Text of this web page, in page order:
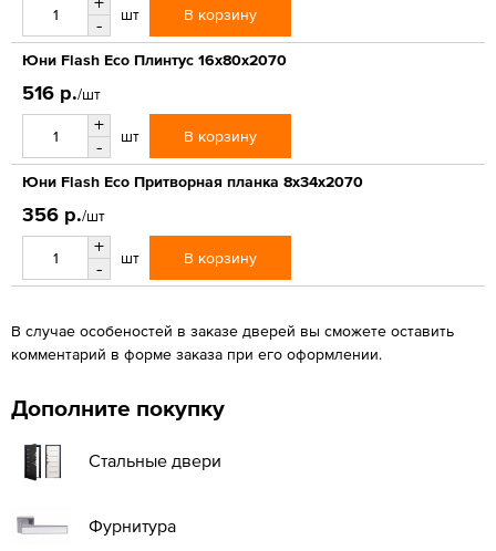
-
шт В корзину
Юни Flash Eco Плинтус 16x80x2070
516 р./шт
+
-
шт В корзину
Юни Flash Eco Притворная планка 8x34x2070
356 р./шт
+
-
шт В корзину
В случае особеностей в заказе дверей вы сможете оставить
комментарий в форме заказа при его оформлении.
Дополните покупку
Стальные двери
Фурнитура